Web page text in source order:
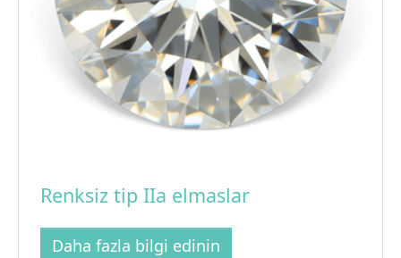
Renksiz tip IIa elmaslar
Daha fazla bilgi edinin